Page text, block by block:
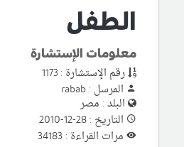
الطفل
معلومات الإستشارة
رقم الإستشارة : 1173
المرسل : rabab
البلد : مصر
التاريخ : 28-12-2010
مرات القراءة : 34183